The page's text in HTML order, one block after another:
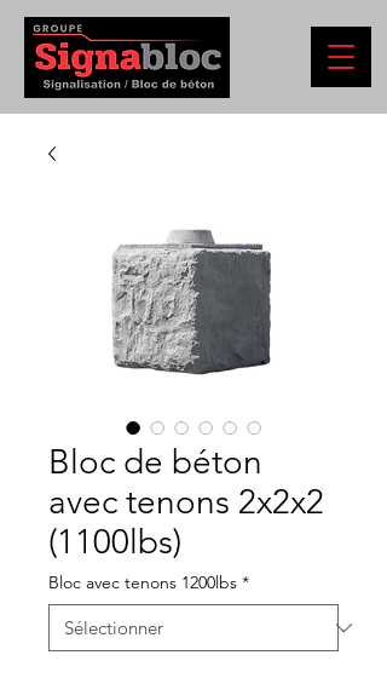
Bloc de béton
avec tenons 2x2x2
(1100lbs)
Bloc avec tenons 1200lbs *